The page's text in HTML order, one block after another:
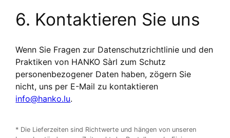
6. Kontaktieren Sie uns
Wenn Sie Fragen zur Datenschutzrichtlinie und den
Praktiken von HANKO Sàrl zum Schutz
personenbezogener Daten haben, zögern Sie
nicht, uns per E-Mail zu kontaktieren
info@hanko.lu.
* Die Lieferzeiten sind Richtwerte und hängen von unseren